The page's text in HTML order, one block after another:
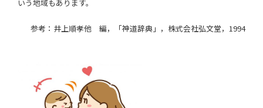
いう地域もあります。
参考：井上順孝他 編，「神道辞典」，株式会社弘文堂，1994